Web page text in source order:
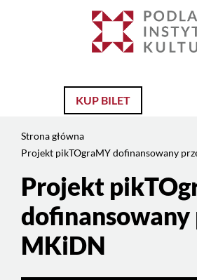
dofinansowany
KUP BILET
Strona główna
Projekt pikTOgraMY dofinansowany
Treść
stronyProjekt
dofinansowany
MKiDN